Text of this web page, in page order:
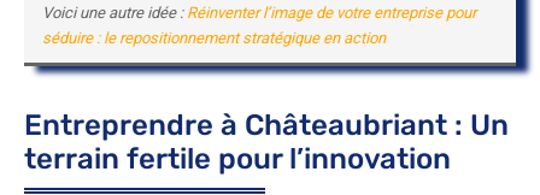
Voici une autre idée :Réinventer l’image de votre entreprise pour
séduire : le repositionnement stratégique en action
Entreprendre à Châteaubriant : Un
terrain fertile pour l’innovation